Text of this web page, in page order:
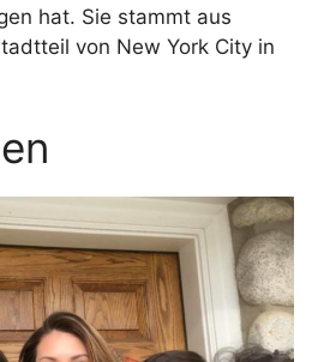
hat. Sie stammt aus
von New York City in